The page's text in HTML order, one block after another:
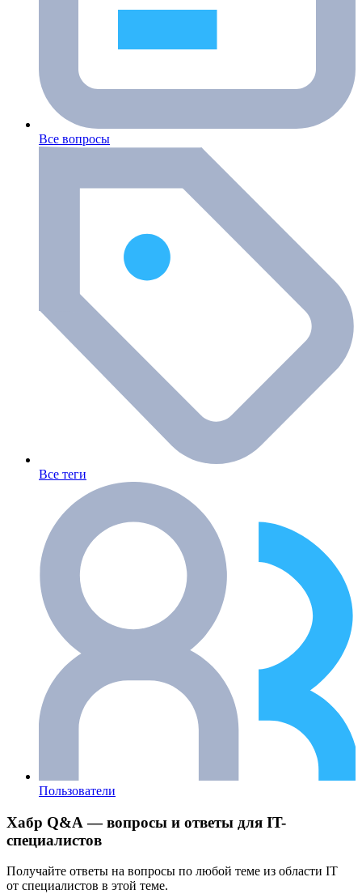
Все вопросы
Все теги
Пользователи
Хабр Q&A — вопросы и ответы для IT-
специалистов
Получайте ответы на вопросы по любой теме из области IT
от специалистов в этой теме.